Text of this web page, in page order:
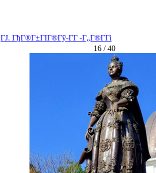
ГЈ. ГђГ®Г±ГІГ®Гў-Г­Г -Г„Г®Г­Гі
16 / 40